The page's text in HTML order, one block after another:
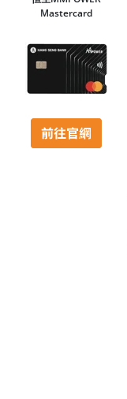
Mastercard